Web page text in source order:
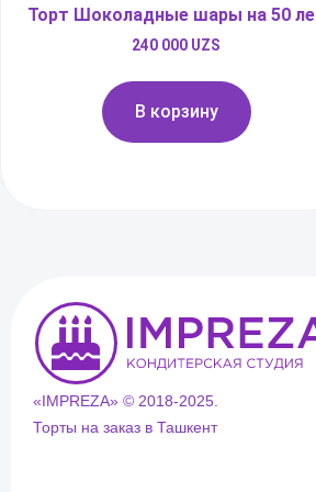
Торт Шоколадные шары на 50
240 000 UZS
В корзину
«IMPREZA» © 2018-2025.
Торты на заказ в Ташкент